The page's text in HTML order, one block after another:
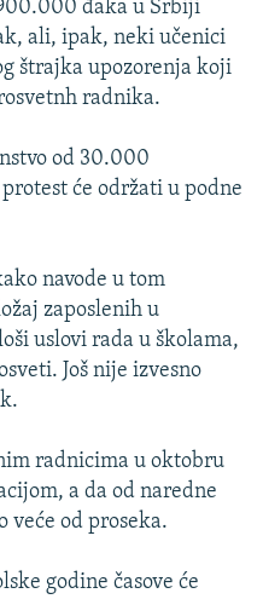
đaka u Srbiji
ali, ipak, neki učenici
štrajka upozorenja koji
radnika.
od 30.000
će održati u podne
navode u tom
zaposlenih u
uslovi rada u školama,
Još nije izvesno
radnicima u oktobru
a da od naredne
veće od proseka.
godine časove će